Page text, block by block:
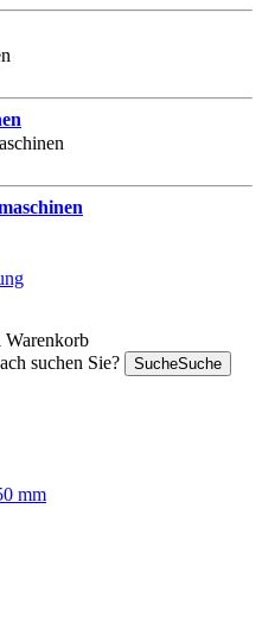
Warenkorb
suchen Sie?
SucheSuche
mm